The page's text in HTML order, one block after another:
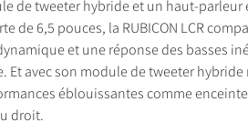
COMPARER LES
de tweeter hybride et un haut-parleur
de 6,5 pouces, la RUBICON LCR
et une réponse des basses
Et avec son module de tweeter hybride
éblouissantes comme
droit.